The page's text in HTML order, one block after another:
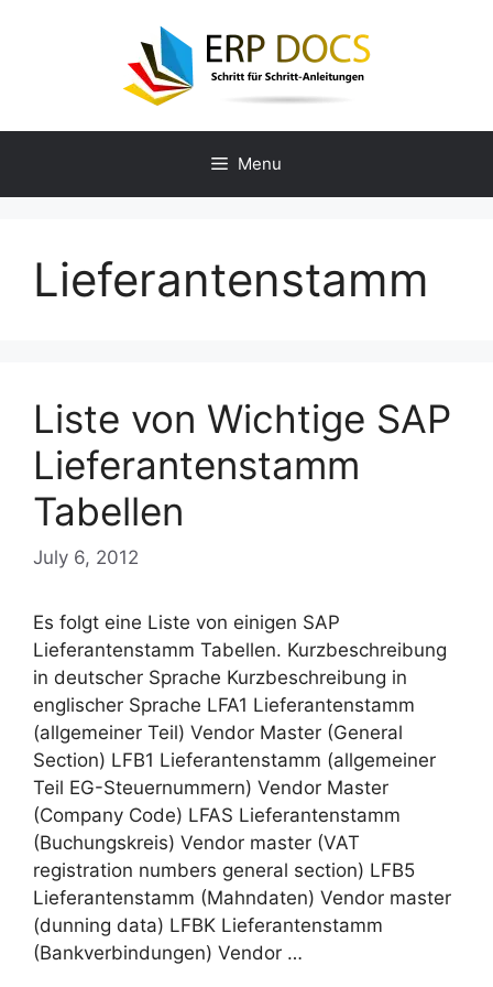
Menu
Lieferantenstamm
Liste von Wichtige SAP
Lieferantenstamm
Tabellen
July 6, 2012
Es folgt eine Liste von einigen SAP
Lieferantenstamm Tabellen. Kurzbeschreibung
in deutscher Sprache Kurzbeschreibung in
englischer Sprache LFA1 Lieferantenstamm
(allgemeiner Teil) Vendor Master (General
Section) LFB1 Lieferantenstamm (allgemeiner
Teil EG-Steuernummern) Vendor Master
(Company Code) LFAS Lieferantenstamm
(Buchungskreis) Vendor master (VAT
registration numbers general section) LFB5
Lieferantenstamm (Mahndaten) Vendor master
(dunning data) LFBK Lieferantenstamm
(Bankverbindungen) Vendor …